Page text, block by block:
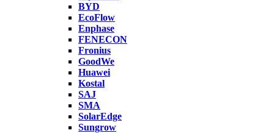
BYD
EcoFlow
Enphase
FENECON
Fronius
GoodWe
Huawei
Kostal
SAJ
SMA
SolarEdge
Sungrow